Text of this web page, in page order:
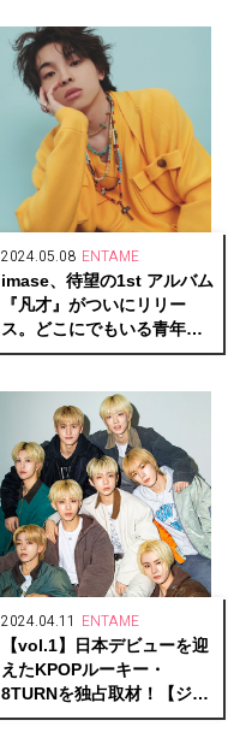
2024.05.08 ENTAME
imase、待望の1st アルバム
『凡才』がついにリリー
ス。どこにでもいる青年だ
った彼の“凡才なりの戦い
2024.04.11 ENTAME
【vol.1】日本デビューを迎
えたKPOPルーキー・
8TURNを独占取材！【ジェ
ユン、ミノ、ヘミン、ギョ